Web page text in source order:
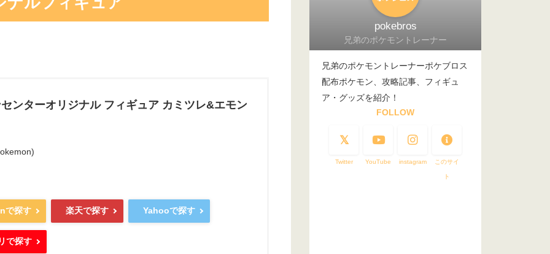
ンターオリジナル フィギュア カミツレ&エモン
で探す 楽天で探す Yahooで探す
で探す
pokebros
兄弟のポケモントレーナー
兄弟のポケモントレーナーポケブロス
配布ポケモン、攻略記事、フィギュ
ア・グッズを紹介！
FOLLOW
Twitter YouTube instagram このサイ
ト